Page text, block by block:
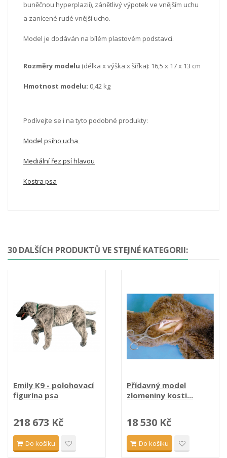
buněčnou hyperplazií), zánětlivý výpotek ve vnějším uchu
a zanícené rudé vnější ucho.
Model je dodáván na bílém plastovém podstavci.
Rozměry modelu (délka x výška x šířka): 16,5 x 17 x 13 cm
Hmotnost modelu: 0,42 kg
Podívejte se i na tyto podobné produkty:
Model psího ucha
Mediální řez psí hlavou
Kostra psa
30 DALŠÍCH PRODUKTŮ VE STEJNÉ KATEGORII:
Emily K9 - polohovací
figurína psa
218 673 Kč
Do košíku
Přídavný model
zlomeniny kosti...
18 530 Kč
Do košíku